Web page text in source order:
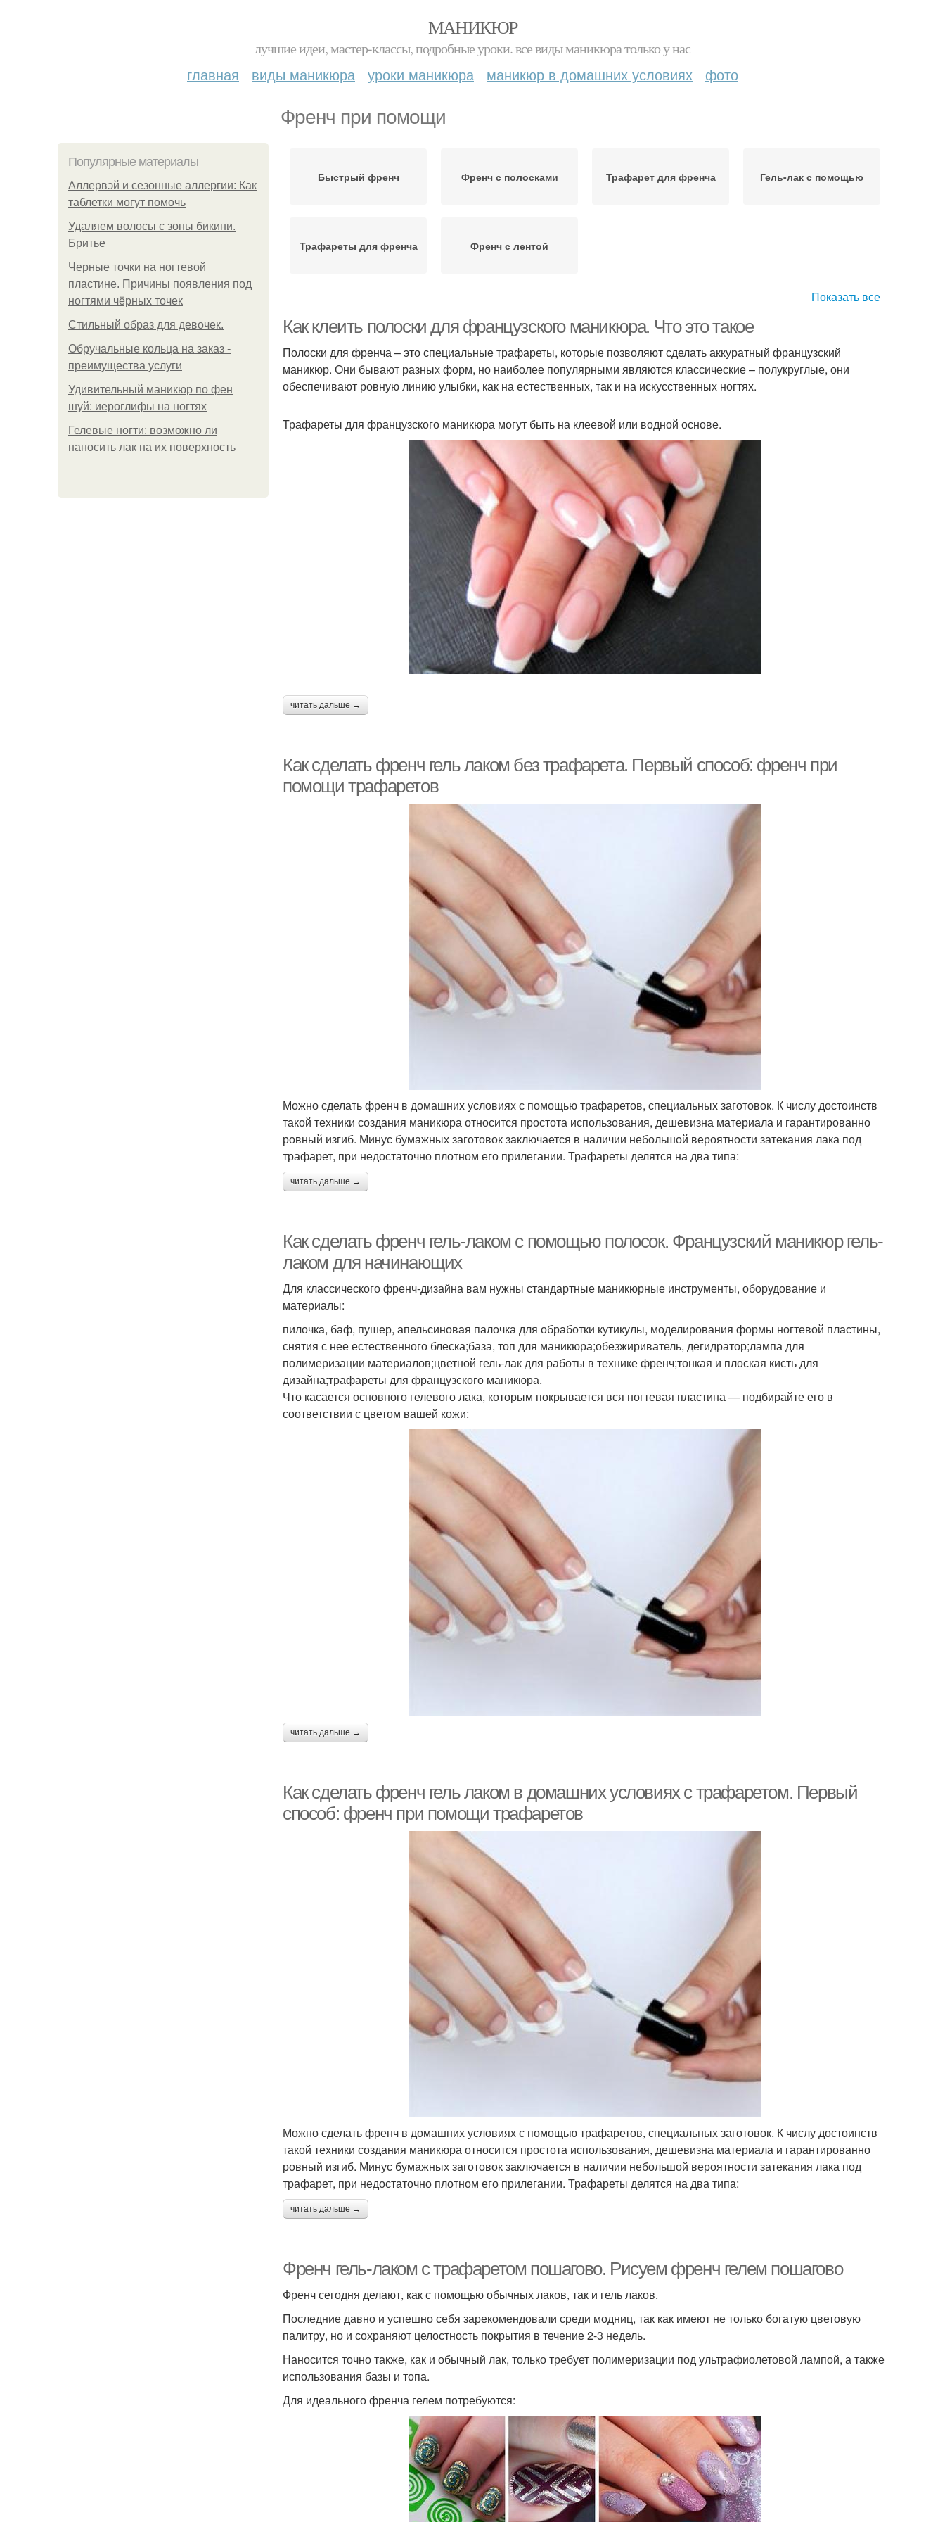
МАНИКЮР
лучшие идеи, мастер-классы, подробные уроки. все виды маникюра только у нас
главная виды маникюра уроки маникюра маникюр в домашних условиях фото
Френч при помощи
Популярные материалы
Аллервэй и сезонные аллергии: Как
таблетки могут помочь
Удаляем волосы с зоны бикини.
Бритье
Черные точки на ногтевой
пластине. Причины появления под
ногтями чёрных точек
Стильный образ для девочек.
Обручальные кольца на заказ -
преимущества услуги
Удивительный маникюр по фен
шуй: иероглифы на ногтях
Гелевые ногти: возможно ли
наносить лак на их поверхность
Быстрый френч Френч с полосками Трафарет для френча Гель-лак с помощью
Трафареты для френча Френч с лентой
Показать все
Как клеить полоски для французского маникюра. Что это такое
Полоски для френча – это специальные трафареты, которые позволяют сделать аккуратный французский
маникюр. Они бывают разных форм, но наиболее популярными являются классические – полукруглые, они
обеспечивают ровную линию улыбки, как на естественных, так и на искусственных ногтях.
Трафареты для французского маникюра могут быть на клеевой или водной основе.
читать дальше →
Как сделать френч гель лаком без трафарета. Первый способ: френч при
помощи трафаретов
Можно сделать френч в домашних условиях с помощью трафаретов, специальных заготовок. К числу достоинств
такой техники создания маникюра относится простота использования, дешевизна материала и гарантированно
ровный изгиб. Минус бумажных заготовок заключается в наличии небольшой вероятности затекания лака под
трафарет, при недостаточно плотном его прилегании. Трафареты делятся на два типа:
читать дальше →
Как сделать френч гель-лаком с помощью полосок. Французский маникюр гель-
лаком для начинающих
Для классического френч-дизайна вам нужны стандартные маникюрные инструменты, оборудование и
материалы:
пилочка, баф, пушер, апельсиновая палочка для обработки кутикулы, моделирования формы ногтевой пластины,
снятия с нее естественного блеска;база, топ для маникюра;обезжириватель, дегидратор;лампа для
полимеризации материалов;цветной гель-лак для работы в технике френч;тонкая и плоская кисть для
дизайна;трафареты для французского маникюра.
Что касается основного гелевого лака, которым покрывается вся ногтевая пластина — подбирайте его в
соответствии с цветом вашей кожи:
читать дальше →
Как сделать френч гель лаком в домашних условиях с трафаретом. Первый
способ: френч при помощи трафаретов
Можно сделать френч в домашних условиях с помощью трафаретов, специальных заготовок. К числу достоинств
такой техники создания маникюра относится простота использования, дешевизна материала и гарантированно
ровный изгиб. Минус бумажных заготовок заключается в наличии небольшой вероятности затекания лака под
трафарет, при недостаточно плотном его прилегании. Трафареты делятся на два типа:
читать дальше →
Френч гель-лаком с трафаретом пошагово. Рисуем френч гелем пошагово
Френч сегодня делают, как с помощью обычных лаков, так и гель лаков.
Последние давно и успешно себя зарекомендовали среди модниц, так как имеют не только богатую цветовую
палитру, но и сохраняют целостность покрытия в течение 2-3 недель.
Наносится точно также, как и обычный лак, только требует полимеризации под ультрафиолетовой лампой, а также
использования базы и топа.
Для идеального френча гелем потребуются: